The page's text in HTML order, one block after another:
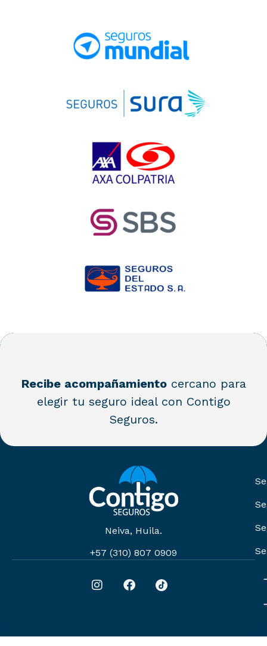
Recibe acompañamientocercano para
elegir tu seguro ideal con Contigo
Seguros.
Neiva, Huila.
+57 (310) 807 0909